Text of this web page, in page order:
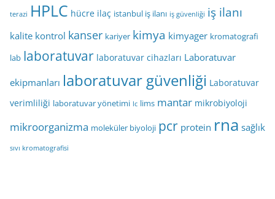
terazi HPLC hücre ilaç istanbul iş ilanı iş güvenliği iş ilanı
kalite kontrol kanser kariyer kimya kimyager kromatografi
lab laboratuvar laboratuvar cihazları Laboratuvar
ekipmanları laboratuvar güvenliği Laboratuvar
verimliliği laboratuvar yönetimi lc lims mantar mikrobiyoloji
mikroorganizma moleküler biyoloji pcr protein rna sağlık
sıvı kromatografisi